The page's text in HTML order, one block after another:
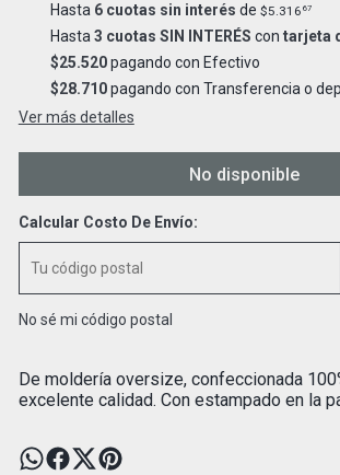
Hasta 6 cuotas sin interés de $5.316 67
Hasta 3 cuotas SIN INTERÉS con tarjeta
$25.520pagando con Efectivo
$28.710pagando con Transferencia o
Ver más detalles
No disponible
Calcular Costo De Envío:
No sé mi código postal
De moldería oversize, confeccionada
excelente calidad. Con estampado en la